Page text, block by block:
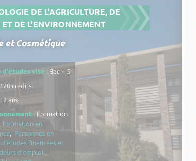
DE L'AGRICULTURE, DE
DE L'ENVIRONNEMENT
et Cosmétique
d'études visé : Bac + 5
120 crédits
2 ans
: Formation
Formation en
Personnes en
financées et
d'emploi